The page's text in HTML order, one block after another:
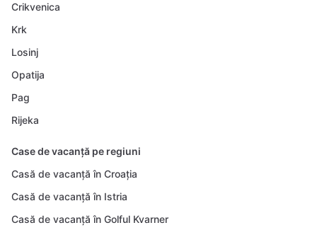
Crikvenica
Krk
Losinj
Opatija
Pag
Rijeka
Case de vacanță pe regiuni
Casă de vacanță în Croația
Casă de vacanță în Istria
Casă de vacanță în Golful Kvarner